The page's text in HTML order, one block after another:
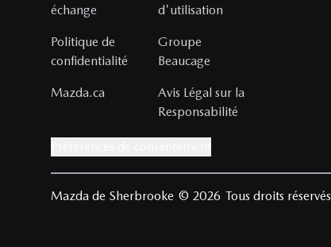
échange
d'utilisation
Politique de
confidentialité
Groupe
Beaucage
Mazda.ca
Avis Légal sur la
Responsabilité
Mazda de Sherbrooke © 2026 Tous droits réservés